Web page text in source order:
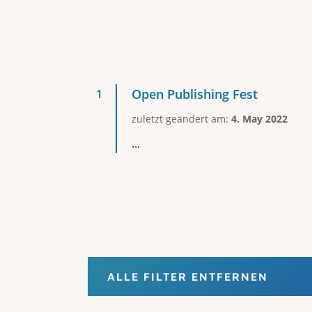
Open Publishing Fest
zuletzt geändert am: 4. May 2022
...
ALLE FILTER ENTFERNEN